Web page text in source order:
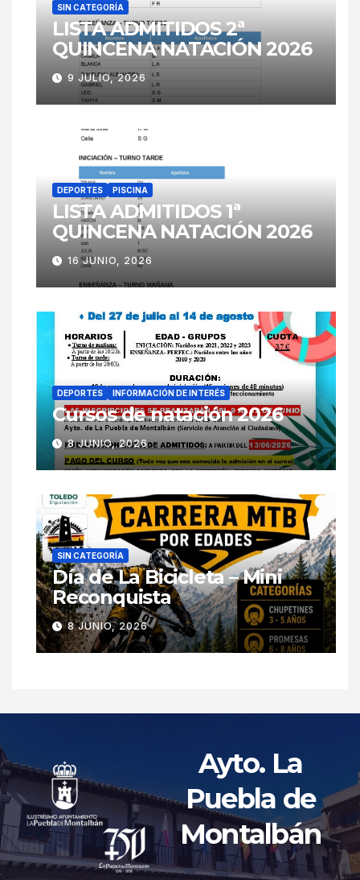
SIN CATEGORÍA
LISTA ADMITIDOS 2ª
QUINCENA NATACIÓN 2026
9 JULIO, 2026
DEPORTES PISCINA
LISTA ADMITIDOS 1ª
QUINCENA NATACIÓN 2026
16 JUNIO, 2026
DEPORTES INFORMACIÓN DE INTERÉS
Cursos de natación 2026
8 JUNIO, 2026
SIN CATEGORÍA
Día de La Bicicleta – Mini
Reconquista
8 JUNIO, 2026
Ayto. La
Puebla de
Montalbán